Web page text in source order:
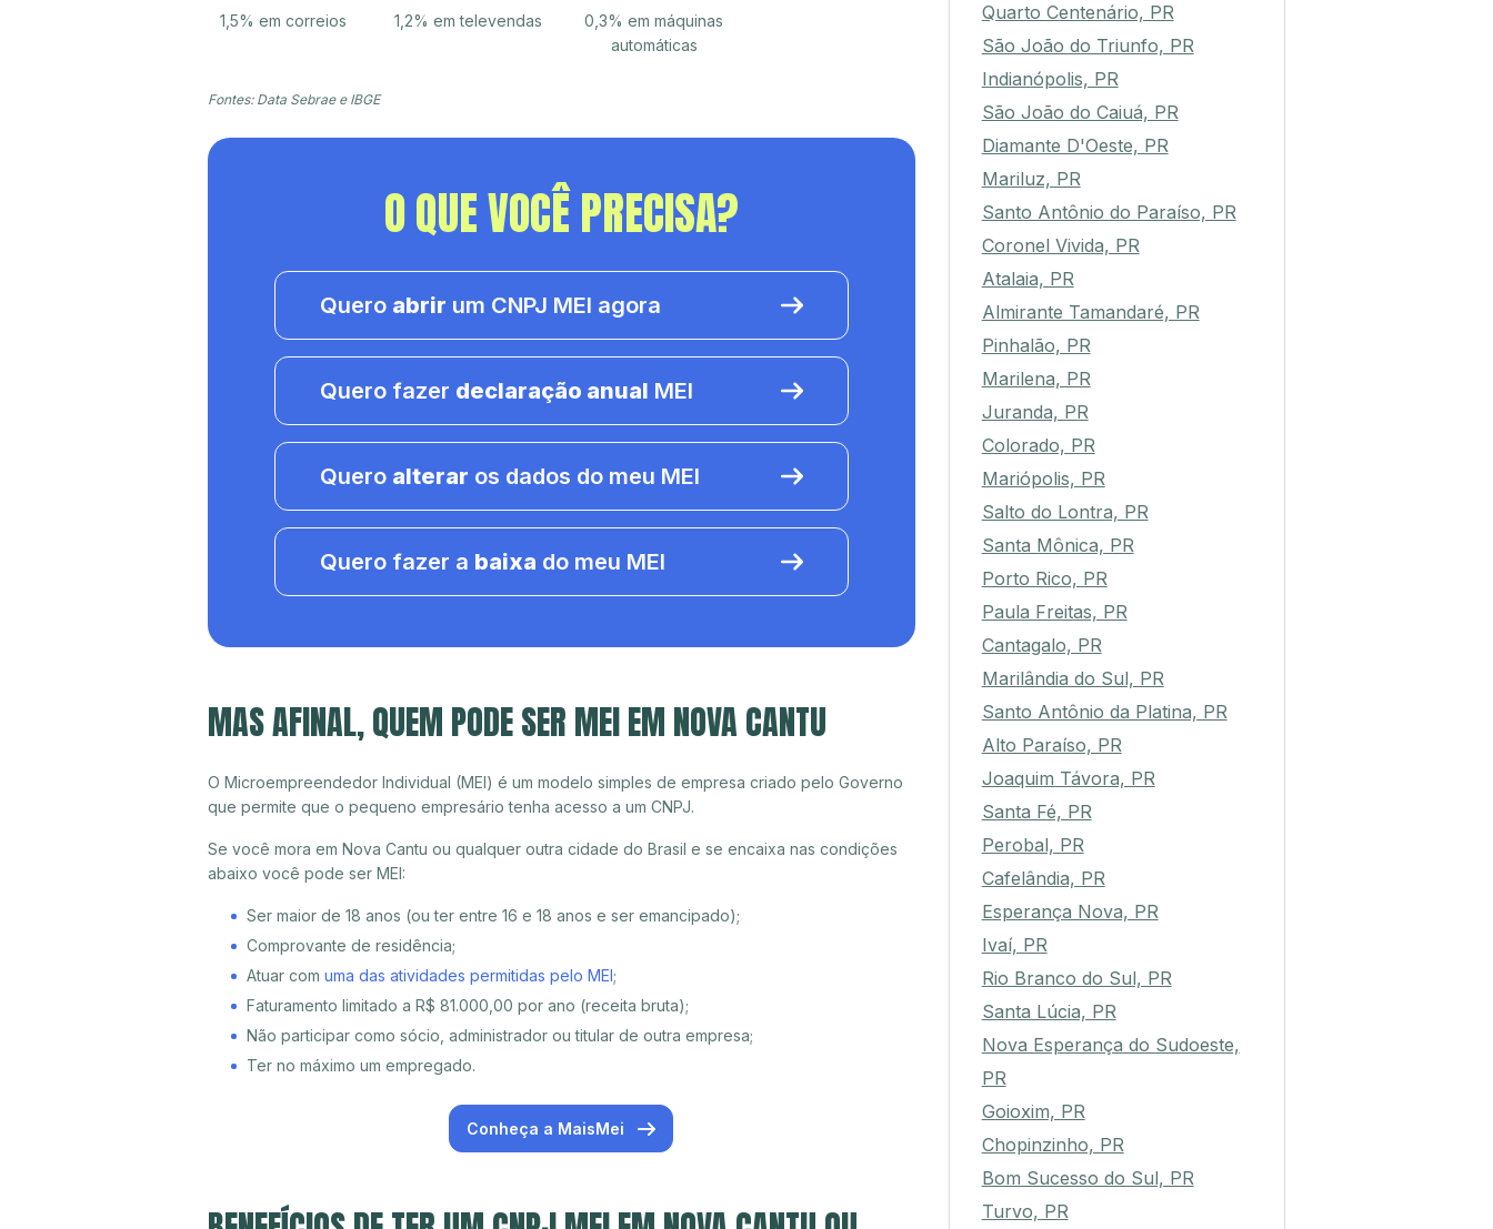
1,5% em correios 1,2% em televendas
0,3% em máquinas
automáticas
Fontes: Data Sebrae e IBGE
O QUE VOCÊ PRECISA?
Quero abrir um CNPJ MEI agora
Quero fazer declaração anual MEI
Quero alterar os dados do meu MEI
Quero fazer a baixa do meu MEI
MAS AFINAL, QUEM PODE SER MEI EM NOVA CANTU
O Microempreendedor Individual (MEI) é um modelo simples de empresa criado pelo Governo
que permite que o pequeno empresário tenha acesso a um CNPJ.
Se você mora em Nova Cantu ou qualquer outra cidade do Brasil e se encaixa nas condições
abaixo você pode ser MEI:
Ser maior de 18 anos (ou ter entre 16 e 18 anos e ser emancipado);
Comprovante de residência;
Atuar com uma das atividades permitidas pelo MEI;
Faturamento limitado a R$ 81.000,00 por ano (receita bruta);
Não participar como sócio, administrador ou titular de outra empresa;
Ter no máximo um empregado.
Conheça a MaisMei
Quarto Centenário, PR
São João do Triunfo, PR
Indianópolis, PR
São João do Caiuá, PR
Diamante D'Oeste, PR
Mariluz, PR
Santo Antônio do Paraíso, PR
Coronel Vivida, PR
Atalaia, PR
Almirante Tamandaré, PR
Pinhalão, PR
Marilena, PR
Juranda, PR
Colorado, PR
Mariópolis, PR
Salto do Lontra, PR
Santa Mônica, PR
Porto Rico, PR
Paula Freitas, PR
Cantagalo, PR
Marilândia do Sul, PR
Santo Antônio da Platina, PR
Alto Paraíso, PR
Joaquim Távora, PR
Santa Fé, PR
Perobal, PR
Cafelândia, PR
Esperança Nova, PR
Ivaí, PR
Rio Branco do Sul, PR
Santa Lúcia, PR
Nova Esperança do Sudoeste,
PR
Goioxim, PR
Chopinzinho, PR
Bom Sucesso do Sul, PR
Turvo, PR